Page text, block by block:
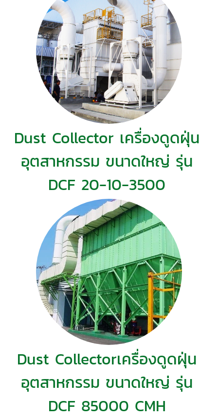
Dust Collector เครื่องดูดฝุ่น
อุตสาหกรรม ขนาดใหญ่ รุ่น
DCF 20-10-3500
Dust Collectorเครื่องดูดฝุ่น
อุตสาหกรรม ขนาดใหญ่ รุ่น
DCF 85000 CMH